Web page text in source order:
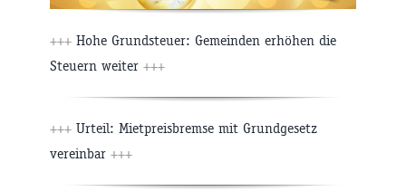
+++ Hohe Grundsteuer: Gemeinden erhöhen die
Steuern weiter +++
+++ Urteil: Mietpreisbremse mit Grundgesetz
vereinbar +++